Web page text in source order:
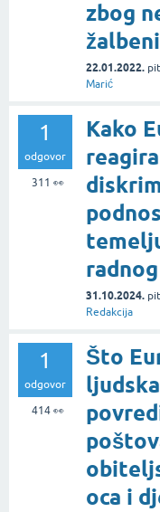
zbog
22.01.2022.
Marić
1
odgovor
311 👀
Kako
31.10.2024.
Redakcija
1
odgovor
414👀
Što
oca i